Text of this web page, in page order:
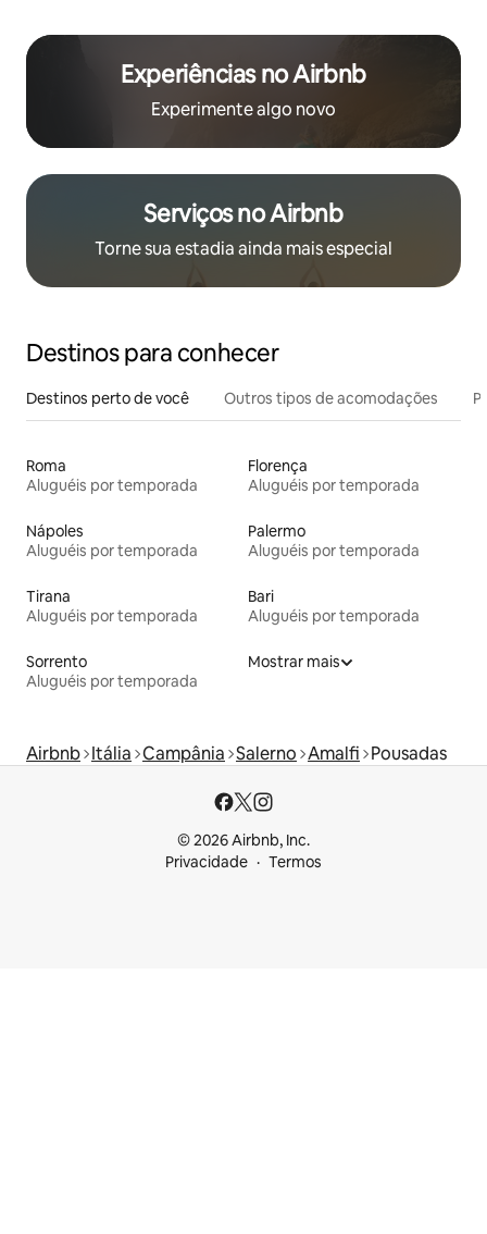
Experiências no Airbnb
Experimente algo novo
Serviços no Airbnb
Torne sua estadia ainda mais especial
Destinos para conhecer
Destinos perto de você Outros tipos de acomodações
Roma
Aluguéis por temporada
Florença
Aluguéis por temporada
Nápoles
Aluguéis por temporada
Palermo
Aluguéis por temporada
Tirana
Aluguéis por temporada
Bari
Aluguéis por temporada
Sorrento
Aluguéis por temporada
Mostrar mais
Airbnb Itália Campânia Salerno Amalfi Pousadas
© 2026 Airbnb, Inc.
Privacidade
Termos